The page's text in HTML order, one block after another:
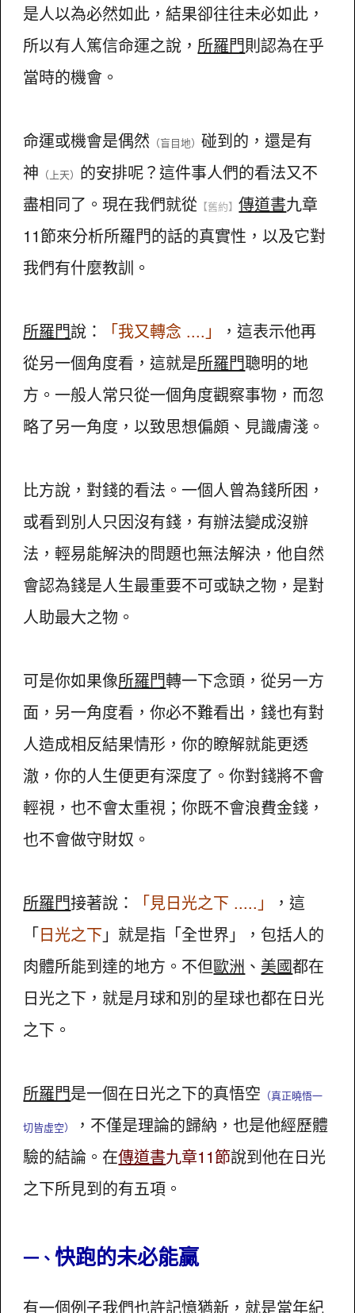
是人以為必然如此，結果卻往往未必如此，
所以有人篤信命運之說， 所羅門則認為在乎
當時的機會。
命運或機會是偶然 （盲目地）碰到的，還是有
神 （上天） 的安排呢？這件事人們的看法又不
盡相同了。現在我們就從 【舊約】傳道書九章
11節來分析所羅門的話的真實性，以及它對
我們有什麼教訓。
所羅門說： 「我又轉念 ....」
，這表示他再
從另一個角度看，這就是所羅門聰明的地
方。一般人常只從一個角度觀察事物，而忽
略了另一角度，以致思想偏頗、見識膚淺。
比方說，對錢的看法。一個人曾為錢所困，
或看到別人只因沒有錢，有辦法變成沒辦
法，輕易能解決的問題也無法解決，他自然
會認為錢是人生最重要不可或缺之物，是對
人助最大之物。
可是你如果像所羅門轉一下念頭，從另一方
面，另一角度看，你必不難看出，錢也有對
人造成相反結果情形，你的瞭解就能更透
澈，你的人生便更有深度了。你對錢將不會
輕視，也不會太重視；你既不會浪費金錢，
也不會做守財奴。
所羅門接著說： 「見日光之下 .....」
，這
「日光之下 」就是指「全世界」，包括人的
肉體所能到達的地方。不但歐洲 、 美國都在
日光之下，就是月球和別的星球也都在日光
之下。
所羅門是一個在日光之下的真悟空 （真正曉悟一
切皆虛空）
，不僅是理論的歸納，也是他經歷體
驗的結論。在傳道書九章11節說到他在日光
之下所見到的有五項。
一、快跑的未必能贏
有一個例子我們也許記憶猶新，就是當年紀